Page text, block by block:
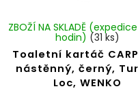
Toaletní kartáč
nástěnný, černý,
Loc, WENKO
ZBOŽÍ NA SKLADĚ
hodin) (31 ks)